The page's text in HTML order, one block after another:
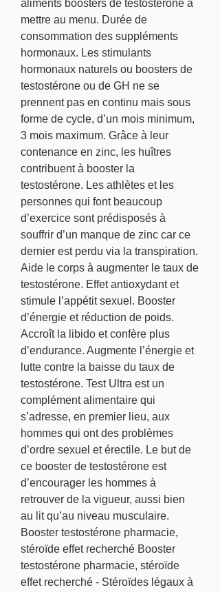
aliments boosters de testostérone à
mettre au menu. Durée de
consommation des suppléments
hormonaux. Les stimulants
hormonaux naturels ou boosters de
testostérone ou de GH ne se
prennent pas en continu mais sous
forme de cycle, d’un mois minimum,
3 mois maximum. Grâce à leur
contenance en zinc, les huîtres
contribuent à booster la
testostérone. Les athlètes et les
personnes qui font beaucoup
d’exercice sont prédisposés à
souffrir d’un manque de zinc car ce
dernier est perdu via la transpiration.
Aide le corps à augmenter le taux de
testostérone. Effet antioxydant et
stimule l’appétit sexuel. Booster
d’énergie et réduction de poids.
Accroît la libido et confère plus
d’endurance. Augmente l’énergie et
lutte contre la baisse du taux de
testostérone. Test Ultra est un
complément alimentaire qui
s’adresse, en premier lieu, aux
hommes qui ont des problèmes
d’ordre sexuel et érectile. Le but de
ce booster de testostérone est
d’encourager les hommes à
retrouver de la vigueur, aussi bien
au lit qu’au niveau musculaire.
Booster testostérone pharmacie,
stéroïde effet recherché Booster
testostérone pharmacie, stéroïde
effet recherché - Stéroïdes légaux à